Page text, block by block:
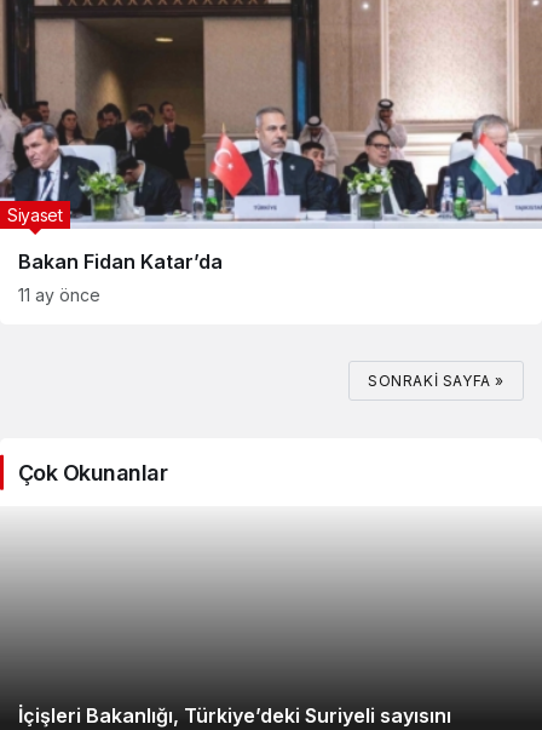
Bakan Fidan Katar’da
Siyaset
11 ay önce
SONRAKI SAYFA »
Çok Okunanlar
İçişleri Bakanlığı, Türkiye’deki Suriyeli sayısını